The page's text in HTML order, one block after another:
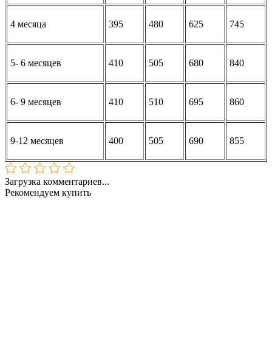
4 месяца 395 480 625 745
5- 6 месяцев 410 505 680 840
6- 9 месяцев 410 510 695 860
9-12 месяцев 400 505 690 855
Загрузка комментариев...
Рекомендуем купить